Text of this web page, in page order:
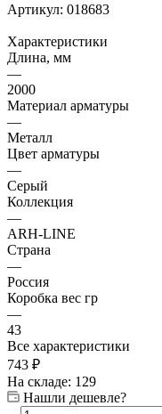
Артикул: 018683
Характеристики
Длина, мм
—
2000
Материал арматуры
—
Металл
Цвет арматуры
—
Серый
Коллекция
—
ARH-LINE
Страна
—
Россия
Коробка вес гр
—
43
Все характеристики
743 ₽
На складе: 129
Нашли дешевле?